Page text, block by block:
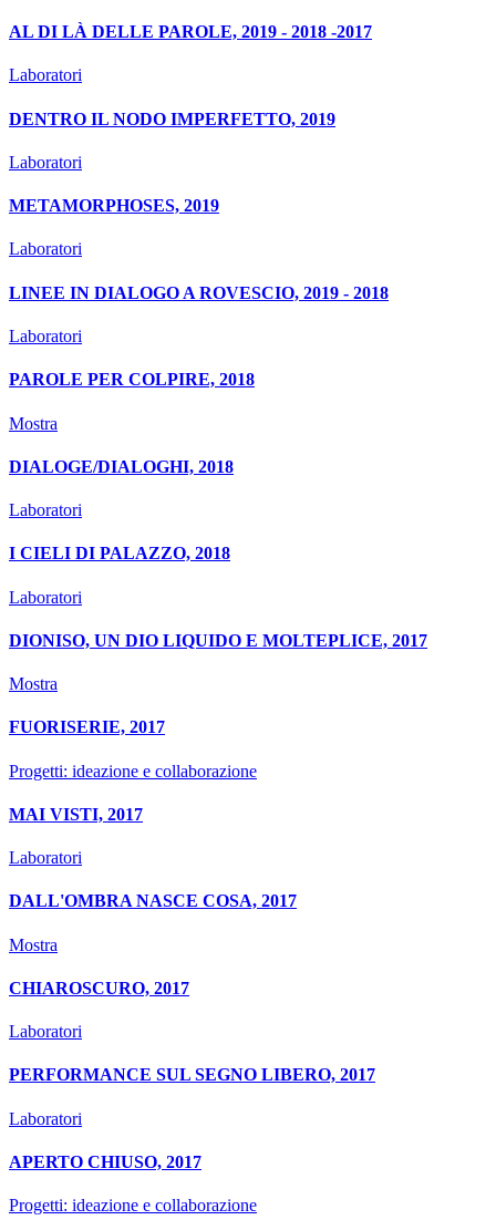
AL DI LÀ DELLE PAROLE, 2019 - 2018 -2017
Laboratori
DENTRO IL NODO IMPERFETTO, 2019
Laboratori
METAMORPHOSES, 2019
Laboratori
LINEE IN DIALOGO A ROVESCIO, 2019 - 2018
Laboratori
PAROLE PER COLPIRE, 2018
Mostra
DIALOGE/DIALOGHI, 2018
Laboratori
I CIELI DI PALAZZO, 2018
Laboratori
DIONISO, UN DIO LIQUIDO E MOLTEPLICE, 2017
Mostra
FUORISERIE, 2017
Progetti: ideazione e collaborazione
MAI VISTI, 2017
Laboratori
DALL'OMBRA NASCE COSA, 2017
Mostra
CHIAROSCURO, 2017
Laboratori
PERFORMANCE SUL SEGNO LIBERO, 2017
Laboratori
APERTO CHIUSO, 2017
Progetti: ideazione e collaborazione